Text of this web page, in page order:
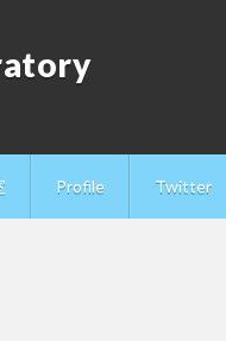
Profile Twitter